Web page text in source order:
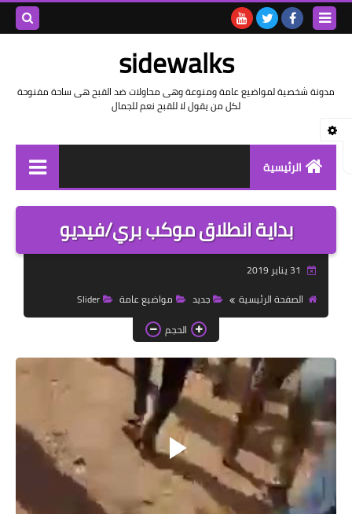
sidewalks
مدونة شخصية لمواضيع عامة ومنوعة وهى محاولات ضد القبح هى ساحة مفنوحة
لكل من يقول لا للقبح نعم للجمال
الرئيسية
توثيق وتاريخ
بيانات
خواطر بالعامية
خواطر بالفصحى
خواطر قصصية
صور
علوم وبحوث
فيديو
مجرد راى
بداية انطلاق موكب بري/فيديو
الصفحة الرئيسية
جديد مواضيع عامة
Slider
الحجم